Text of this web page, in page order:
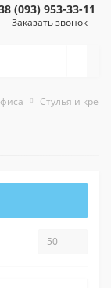
(093) 953-33-11
Заказать звонок
Стулья и